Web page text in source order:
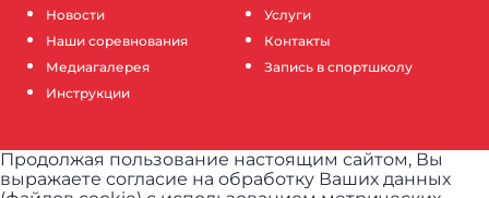
Новости
Наши соревнования
Медиагалерея
Инструкции
Услуги
Контакты
Запись в спортшколу
Продолжая пользование настоящим сайтом, Вы
выражаете согласие на обработку Ваших данных